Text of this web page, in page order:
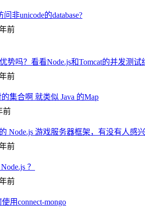
非unicode的database?
前
势吗？看看Node.js和Tomcat的并发测试
前
集合啊 就类似 Java 的Map
前
Node.js 游戏服务器框架，有没有人感
前
？
前
用connect-mongo